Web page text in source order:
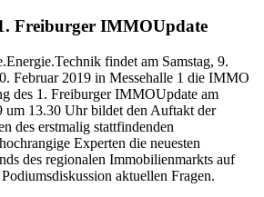
Freiburger IMMOUpdate
findet am Samstag, 9.
Februar 2019 in Messehalle 1 die IMMO
des 1. Freiburger IMMOUpdate am
um 13.30 Uhr bildet den Auftakt der
des erstmalig stattfindenden
Experten die neuesten
des regionalen Immobilienmarkts auf
aktuellen Fragen.